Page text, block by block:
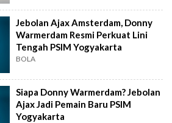
Jebolan Ajax Amsterdam, Donny
Warmerdam Resmi Perkuat Lini
Tengah PSIM Yogyakarta
BOLA
Siapa Donny Warmerdam? Jebolan
Ajax Jadi Pemain Baru PSIM
Yogyakarta